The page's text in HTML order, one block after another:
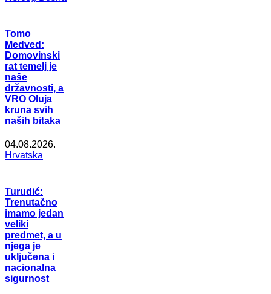
Tomo
Medved:
Domovinski
rat temelj je
naše
državnosti, a
VRO Oluja
kruna svih
naših bitaka
04.08.2026.
Hrvatska
Turudić:
Trenutačno
imamo jedan
veliki
predmet, a u
njega je
uključena i
nacionalna
sigurnost